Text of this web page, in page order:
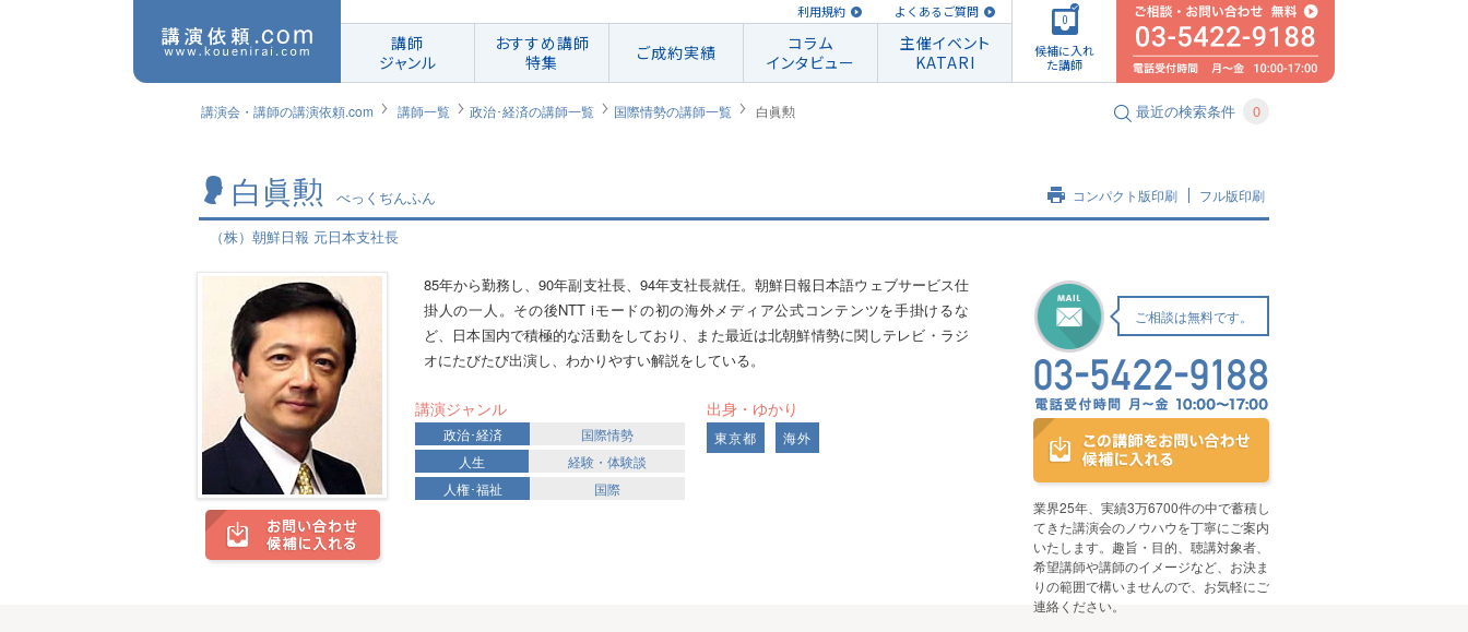
利用規約 よくあるご質問
講師
ジャンル
おすすめ講師
特集
ご成約実績
コラム
インタビュー
主催イベント
KATARI
0
候補に入れ
た講師
講演会・講師の講演依頼.com 講師一覧 政治･経済の講師一覧 国際情勢の講師一覧 白眞勲 最近の検索条件 0
白眞勲 べっくぢんふん コンパクト版印刷 フル版印刷
（株）朝鮮日報 元日本支社長
85年から勤務し、90年副支社長、94年支社長就任。朝鮮日報日本語ウェブサービス仕
掛人の一人。その後NTT iモードの初の海外メディア公式コンテンツを手掛けるな
ど、日本国内で積極的な活動をしており、また最近は北朝鮮情勢に関しテレビ・ラジ
オにたびたび出演し、わかりやすい解説をしている。
講演ジャンル
政治･経済
国際情勢
人生
経験・体験談
人権･福祉
国際
出身・ゆかり
東京都 海外
ご相談は無料です。
業界25年、実績3万6700件の中で蓄積し
てきた講演会のノウハウを丁寧にご案内
いたします。趣旨・目的、聴講対象者、
希望講師や講師のイメージなど、お決ま
りの範囲で構いませんので、お気軽にご
連絡ください。